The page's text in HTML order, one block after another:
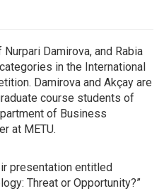
Damirova, and Rabia
in the International
Damirova and Akçay are
course students of
of Business
at METU.
presentation entitled
Threat or Opportunity?”